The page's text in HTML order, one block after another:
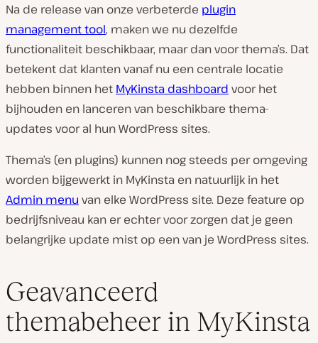
Na de release van onze verbeterde plugin
management tool, maken we nu dezelfde
functionaliteit beschikbaar, maar dan voor thema’s. Dat
betekent dat klanten vanaf nu een centrale locatie
hebben binnen het MyKinsta dashboard voor het
bijhouden en lanceren van beschikbare thema-
updates voor al hun WordPress sites.
Thema’s (en plugins) kunnen nog steeds per omgeving
worden bijgewerkt in MyKinsta en natuurlijk in het
Admin menu van elke WordPress site. Deze feature op
bedrijfsniveau kan er echter voor zorgen dat je geen
belangrijke update mist op een van je WordPress sites.
Geavanceerd
themabeheer in MyKinsta